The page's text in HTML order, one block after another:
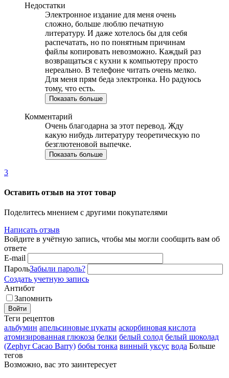
Недостатки
Электронное издание для меня очень
сложно, больше люблю печатную
литературу. И даже хотелось бы для себя
распечатать, но по понятным причинам
файлы копировать невозможно. Каждый раз
возвращаться с кухни к компьютеру просто
нереально. В телефоне читать очень мелко.
Для меня прям беда электронка. Но радуюсь
тому, что есть.
Показать больше
Комментарий
Очень благодарна за этот перевод. Жду
какую нибудь литературу теоретическую по
безглютеновой выпечке.
Показать больше
3
Оставить отзыв на этот товар
Поделитесь мнением с другими покупателями
Написать отзыв
Войдите в учётную запись, чтобы мы могли сообщить вам об
ответе
E-mail
ПарольЗабыли пароль?
Создать учетную запись
Антибот
Запомнить
Войти
Теги рецептов
альбумин апельсиновые цукаты аскорбиновая кислота
атомизированная глюкоза белки белый солод белый шоколад
(Zephyr Cacao Barry) бобы тонка винный уксус вода Больше
тегов
Возможно, вас это заинтересует